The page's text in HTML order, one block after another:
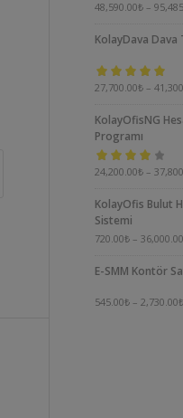
5 üzerinden
48,590.00₺ –
KolayDava Dava
5 üzerinden
27,700.00₺ –
KolayOfisNG
Programı
5
4.00oy aldı
24,200.00₺ –
KolayOfis Bulut
Sistemi
720.00₺ –
E-SMM Kontör
545.00₺ –2,730.00₺